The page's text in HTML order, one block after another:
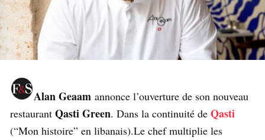
Alan Geaam annonce l’ouverture de son nouveau
restaurant Qasti Green. Dans la continuité de Qasti
(“Mon histoire” en libanais).Le chef multiplie les